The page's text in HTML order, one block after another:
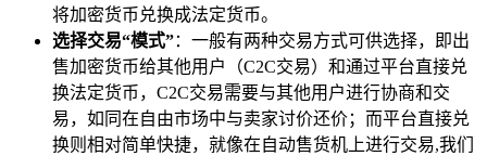
将加密货币兑换成法定货币。
选择交易“模式”：一般有两种交易方式可供选择，即出
售加密货币给其他用户（C2C交易）和通过平台直接兑
换法定货币，C2C交易需要与其他用户进行协商和交
易，如同在自由市场中与卖家讨价还价；而平台直接兑
换则相对简单快捷，就像在自动售货机上进行交易,我们